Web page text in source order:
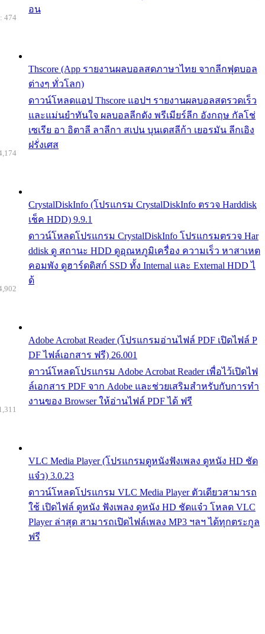
อน
Thscore (App รายงานผลบอลสดภาษาไทย จากลีกฟุตบอล
ต่างๆ ทั่วโลก)
ดาวน์โหลดแอป Thscore แอปฯ รายงานผลบอลสดรวดเร็ว
และแม่นยำทันใจ ผลบอลลีกดัง พรีเมียร์ลีก อังกฤษ กัลโช่
เซเรีย อา อิตาลี ลาลีกา สเปน บุนเดสลีก้า เยอรมัน ลีกเอิง
ฝรั่งเศส
474
CrystalDiskInfo (โปรแกรม CrystalDiskInfo ตรวจ Harddisk
เช็ค HDD) 9.9.1
ดาวน์โหลดโปรแกรม CrystalDiskInfo โปรแกรมตรวจ Har
ddisk ดู สถานะ HDD ดูอุณหภูมิเครื่อง ความเร็ว หาสาเหต
คอมพัง ดูฮาร์ดดิสก์ SSD ทั้ง Internal และ External HDD ไ
ด้
Adobe Acrobat Reader (โปรแกรมอ่านไฟล์ PDF เปิดไฟล์ P
DF ไฟล์เอกสาร ฟรี) 26.001
ดาวน์โหลดโปรแกรม Adobe Acrobat Reader เพื่อไว้เปิดไฟ
ล์เอกสาร PDF จาก Adobe และช่วยเสริมสำหรับกับการทำ
งานของ Browser ให้อ่านไฟล์ PDF ได้ ฟรี
VLC Media Player (โปรแกรมดูหนังฟังเพลง ดูหนัง HD ชัด
แจ๋ว) 3.0.23
ดาวน์โหลดโปรแกรม VLC Media Player ตัวเดียวสามารถ
ใช้ เปิดไฟล์ ดูหนัง ฟังเพลง ดูหนัง HD ชัดแจ๋ว โหลด VLC
Player ล่าสุด สามารถเปิดไฟล์เพลง MP3 ฯลฯ ได้ทุกตระกูล
ฟรี